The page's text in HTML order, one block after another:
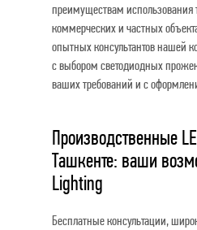
преимуществам использования
коммерческих и частных
опытных консультантов нашей
с выбором светодиодных
ваших требований и с
Производственные
Ташкенте: ваши
Lighting
Бесплатные консультации,